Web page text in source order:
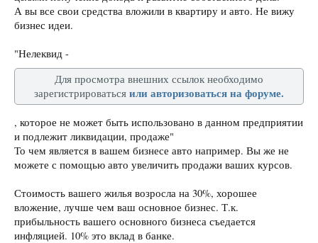
А вы все свои средства вложили в квартиру и авто. Не вижу
бизнес идеи.
"Нелеквид -
Для просмотра внешних ссылок необходимо
зарегистрироваться или авторизоваться на форуме.
, которое не может быть использовано в данном предприятии
и подлежит ликвидации, продаже"
То чем является в вашем бизнесе авто например. Вы же не
можете с помощью авто увеличить продажи ваших курсов.
Стоимость вашего жилья возросла на 30%, хорошее
вложение, лучше чем ваш основное бизнес. Т.к.
прибыльность вашего основного бизнеса съедается
инфляцией. 10% это вклад в банке.